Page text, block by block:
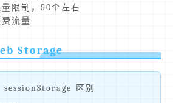
限制，50个左右
流量
Storage
区别